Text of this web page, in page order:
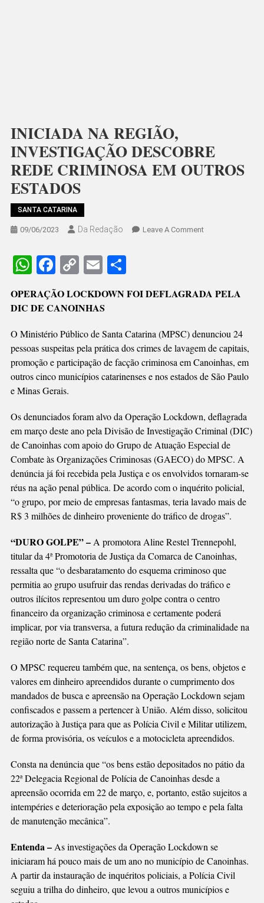
INICIADA NA REGIÃO,
INVESTIGAÇÃO DESCOBRE
REDE CRIMINOSA EM OUTROS
ESTADOS
SANTA CATARINA
09/06/2023 Da Redação Leave A CommentOn
DESCOBRE
EM
OUTROS
ESTADOS
WhatsApp
Facebook
CopyEmail
OPERAÇÃO LOCKDOWN FOI DEFLAGRADA PELA
DIC DE CANOINHAS
O Ministério Público de Santa Catarina (MPSC) denunciou 24
pessoas suspeitas pela prática dos crimes de lavagem de capitais,
promoção e participação de facção criminosa em Canoinhas, em
outros cinco municípios catarinenses e nos estados de São Paulo
e Minas Gerais.
Os denunciados foram alvo da Operação Lockdown, deflagrada
em março deste ano pela Divisão de Investigação Criminal (DIC)
de Canoinhas com apoio do Grupo de Atuação Especial de
Combate às Organizações Criminosas (GAECO) do MPSC. A
denúncia já foi recebida pela Justiça e os envolvidos tornaram-se
réus na ação penal pública. De acordo com o inquérito policial,
“o grupo, por meio de empresas fantasmas, teria lavado mais de
R$ 3 milhões de dinheiro proveniente do tráfico de drogas”.
“DURO GOLPE” –A promotora Aline Restel Trennepohl,
titular da 4ª Promotoria de Justiça da Comarca de Canoinhas,
ressalta que “o desbaratamento do esquema criminoso que
permitia ao grupo usufruir das rendas derivadas do tráfico e
outros ilícitos representou um duro golpe contra o centro
financeiro da organização criminosa e certamente poderá
implicar, por via transversa, a futura redução da criminalidade na
região norte de Santa Catarina”.
O MPSC requereu também que, na sentença, os bens, objetos e
valores em dinheiro apreendidos durante o cumprimento dos
mandados de busca e apreensão na Operação Lockdown sejam
confiscados e passem a pertencer à União. Além disso, solicitou
autorização à Justiça para que as Polícia Civil e Militar utilizem,
de forma provisória, os veículos e a motocicleta apreendidos.
Consta na denúncia que “os bens estão depositados no pátio da
22ª Delegacia Regional de Polícia de Canoinhas desde a
apreensão ocorrida em 22 de março, e, portanto, estão sujeitos a
intempéries e deterioração pela exposição ao tempo e pela falta
de manutenção mecânica”.
Entenda –As investigações da Operação Lockdown se
iniciaram há pouco mais de um ano no município de Canoinhas.
A partir da instauração de inquéritos policiais, a Polícia Civil
seguiu a trilha do dinheiro, que levou a outros municípios e